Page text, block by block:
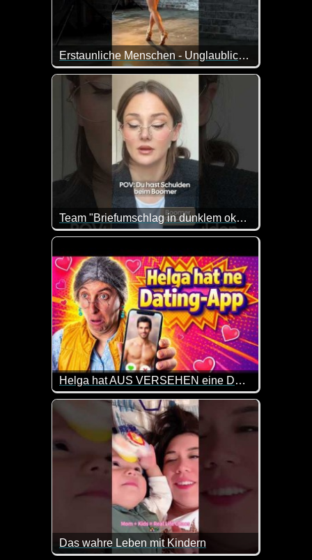
Erstaunliche Menschen - Unglaubliche Fähigkeiten
Team "Briefumschlag in dunklem okker"
Warum einfach, wenn es auch umständlich geht
Helga hat AUS VERSEHEN eine Dating-App installiert!
Helga wollte eigentlich nur einer Facebook-
Während Bernd sie ständig nervt, taucht plötzlich
Ob das mit Helgas Dating-Karriere wirklich eine
Das wahre Leben mit Kindern